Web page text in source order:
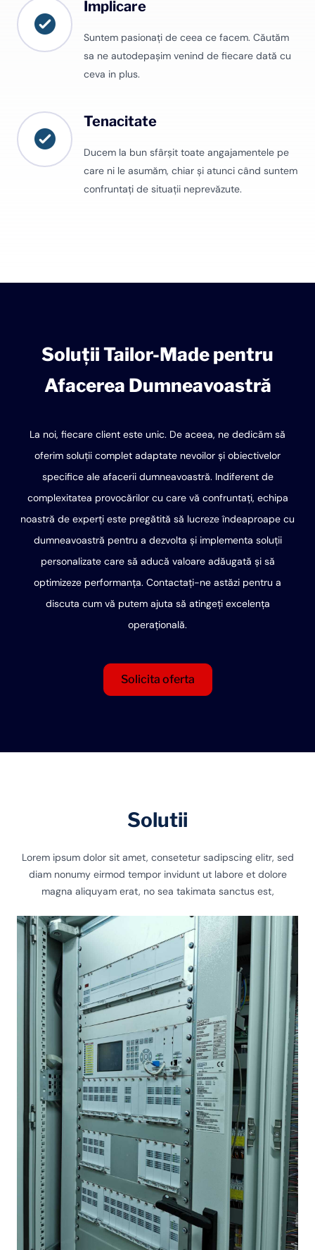
Implicare
Suntem pasionați de ceea ce facem. Căutăm
sa ne autodepașim venind de fiecare dată cu
ceva in plus.
Tenacitate
Ducem la bun sfârșit toate angajamentele pe
care ni le asumăm, chiar și atunci când suntem
confruntați de situații neprevăzute.
Soluții Tailor-Made pentru
Afacerea Dumneavoastră
La noi, fiecare client este unic. De aceea, ne dedicăm să
oferim soluții complet adaptate nevoilor și obiectivelor
specifice ale afacerii dumneavoastră. Indiferent de
complexitatea provocărilor cu care vă confruntați, echipa
noastră de experți este pregătită să lucreze îndeaproape cu
dumneavoastră pentru a dezvolta și implementa soluții
personalizate care să aducă valoare adăugată și să
optimizeze performanța. Contactați-ne astăzi pentru a
discuta cum vă putem ajuta să atingeți excelența
operațională.
Solicita oferta
Solutii
Lorem ipsum dolor sit amet, consetetur sadipscing elitr, sed
diam nonumy eirmod tempor invidunt ut labore et dolore
magna aliquyam erat, no sea takimata sanctus est,